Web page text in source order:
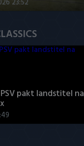
23:52
pakt landstitel na